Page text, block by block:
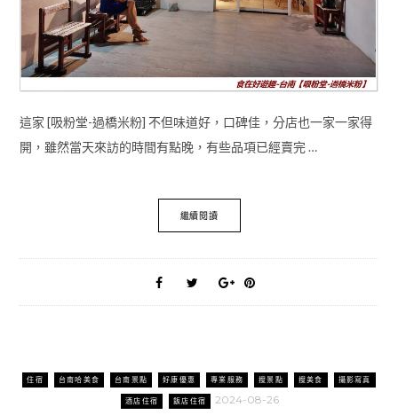
這家 [吸粉堂-過橋米粉] 不但味道好，口碑佳，分店也一家一家得
開，雖然當天來訪的時間有點晚，有些品項已經賣完 …
繼續閱讀
住宿 台南哈美食 台南景點 好康優惠 專業服務 搜景點 搜美食 攝影寫真
酒店住宿 飯店住宿 2024-08-26